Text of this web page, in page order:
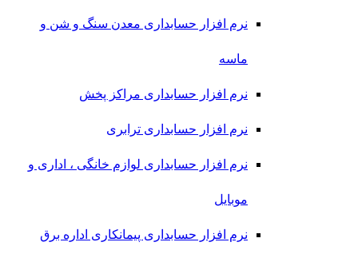
نرم افزار حسابداری معدن سنگ و شن و
ماسه
نرم افزار حسابداری مراکز پخش
نرم افزار حسابداری ترابری
نرم افزار حسابداری لوازم خانگی ، اداری و
موبایل
نرم افزار حسابداری پیمانکاری اداره برق